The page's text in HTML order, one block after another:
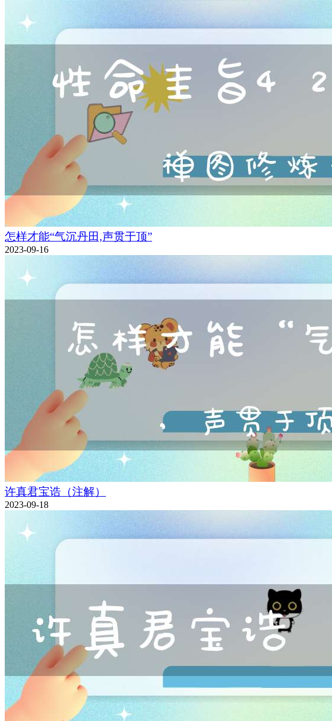
怎样才能“气沉丹田,声贯于顶”
2023-09-16
许真君宝诰（注解）
2023-09-18